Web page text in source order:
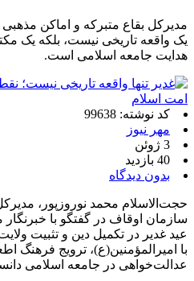
مدیرکل بقاع متبرکه و اماکن
یک واقعه تاریخی نیست، بلکه یک
هدایت جامعه اسلامی است.
کد نوشته: 99638
مهر نیوز
3 ژوئن
40 بازدید
بدون دیدگاه
حجت‌الاسلام محمد نوروزپور،
سازمان اوقاف در گفتگو با خبرنگار
عید غدیر در تکمیل دین و تثبیت
با امیرالمؤمنین(ع)، ترویج فرهنگ
عدالت‌خواهی در جامعه اسلامی